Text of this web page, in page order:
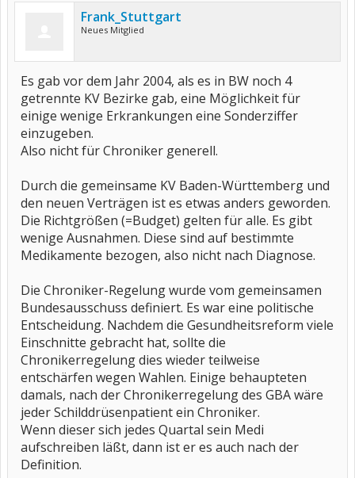
Frank_Stuttgart
Neues Mitglied
Es gab vor dem Jahr 2004, als es in BW noch 4
getrennte KV Bezirke gab, eine Möglichkeit für
einige wenige Erkrankungen eine Sonderziffer
einzugeben.
Also nicht für Chroniker generell.
Durch die gemeinsame KV Baden-Württemberg und
den neuen Verträgen ist es etwas anders geworden.
Die Richtgrößen (=Budget) gelten für alle. Es gibt
wenige Ausnahmen. Diese sind auf bestimmte
Medikamente bezogen, also nicht nach Diagnose.
Die Chroniker-Regelung wurde vom gemeinsamen
Bundesausschuss definiert. Es war eine politische
Entscheidung. Nachdem die Gesundheitsreform viele
Einschnitte gebracht hat, sollte die
Chronikerregelung dies wieder teilweise
entschärfen wegen Wahlen. Einige behaupteten
damals, nach der Chronikerregelung des GBA wäre
jeder Schilddrüsenpatient ein Chroniker.
Wenn dieser sich jedes Quartal sein Medi
aufschreiben läßt, dann ist er es auch nach der
Definition.